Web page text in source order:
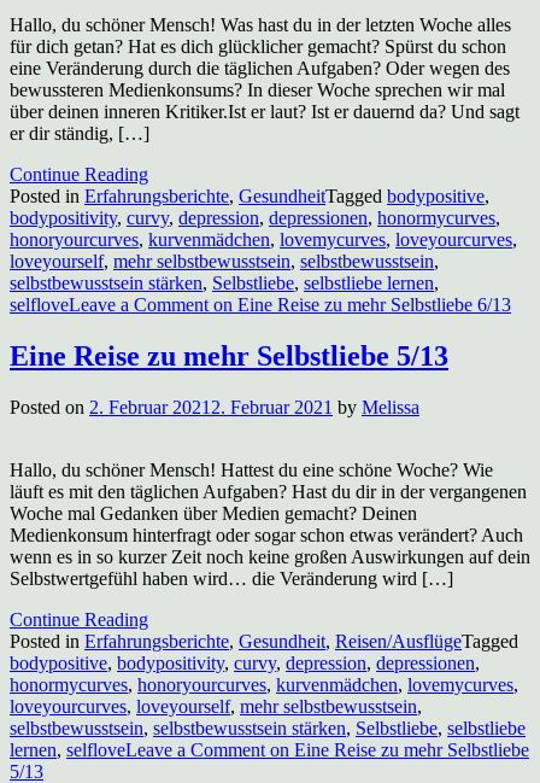
Hallo, du schöner Mensch! Was hast du in der letzten Woche alles
für dich getan? Hat es dich glücklicher gemacht? Spürst du schon
eine Veränderung durch die täglichen Aufgaben? Oder wegen des
bewussteren Medienkonsums? In dieser Woche sprechen wir mal
über deinen inneren Kritiker.Ist er laut? Ist er dauernd da? Und sagt
er dir ständig, […]
Continue Reading
Posted in Erfahrungsberichte, GesundheitTagged bodypositive,
bodypositivity, curvy, depression, depressionen, honormycurves,
honoryourcurves, kurvenmädchen, lovemycurves, loveyourcurves,
loveyourself, mehr selbstbewusstsein, selbstbewusstsein,
selbstbewusstsein stärken, Selbstliebe, selbstliebe lernen,
selfloveLeave a Comment on Eine Reise zu mehr Selbstliebe 6/13
Eine Reise zu mehr Selbstliebe 5/13
Posted on 2. Februar 2021 2. Februar 2021 by Melissa
Hallo, du schöner Mensch! Hattest du eine schöne Woche? Wie
läuft es mit den täglichen Aufgaben? Hast du dir in der vergangenen
Woche mal Gedanken über Medien gemacht? Deinen
Medienkonsum hinterfragt oder sogar schon etwas verändert? Auch
wenn es in so kurzer Zeit noch keine großen Auswirkungen auf dein
Selbstwertgefühl haben wird… die Veränderung wird […]
Continue Reading
Posted in Erfahrungsberichte, Gesundheit, Reisen/AusflügeTagged
bodypositive, bodypositivity, curvy, depression, depressionen,
honormycurves, honoryourcurves, kurvenmädchen, lovemycurves,
loveyourcurves, loveyourself, mehr selbstbewusstsein,
selbstbewusstsein, selbstbewusstsein stärken, Selbstliebe, selbstliebe
lernen, selfloveLeave a Comment on Eine Reise zu mehr Selbstliebe
5/13